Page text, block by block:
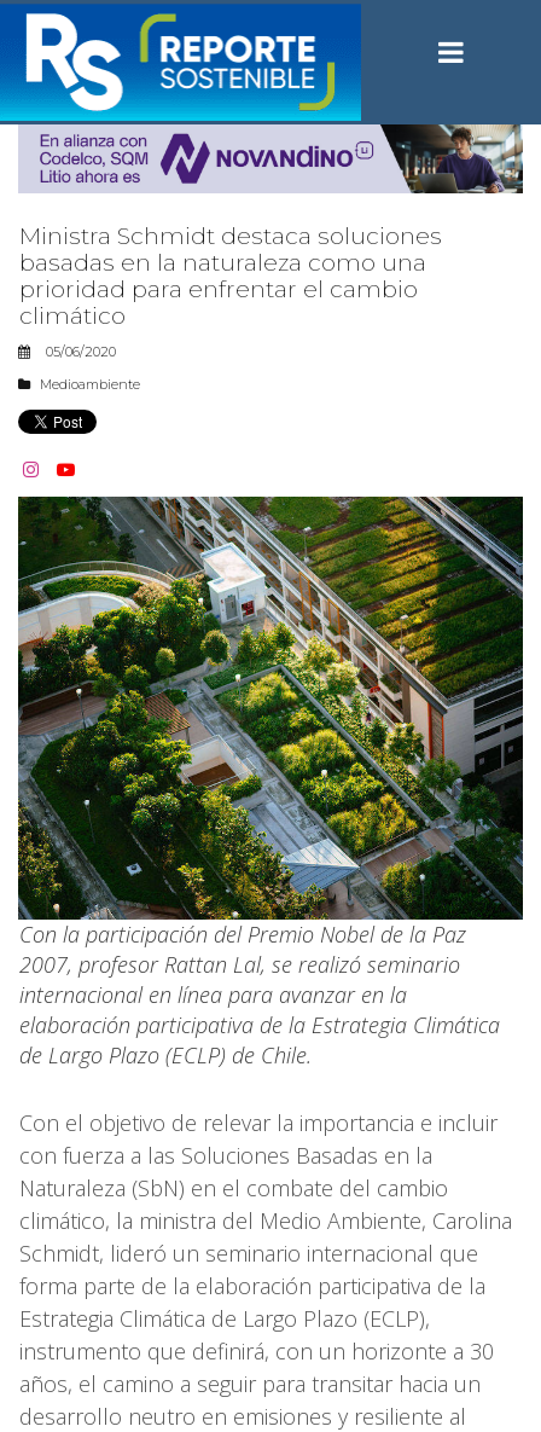
Ministra Schmidt destaca soluciones
basadas en la naturaleza como una
prioridad para enfrentar el cambio
climático
05/06/2020
Medioambiente
 
Con la participación del Premio Nobel de la Paz
2007, profesor Rattan Lal, se realizó seminario
internacional en línea para avanzar en la
elaboración participativa de la Estrategia Climática
de Largo Plazo (ECLP) de Chile.
Con el objetivo de relevar la importancia e incluir
con fuerza a las Soluciones Basadas en la
Naturaleza (SbN) en el combate del cambio
climático, la ministra del Medio Ambiente, Carolina
Schmidt, lideró un seminario internacional que
forma parte de la elaboración participativa de la
Estrategia Climática de Largo Plazo (ECLP),
instrumento que definirá, con un horizonte a 30
años, el camino a seguir para transitar hacia un
desarrollo neutro en emisiones y resiliente al